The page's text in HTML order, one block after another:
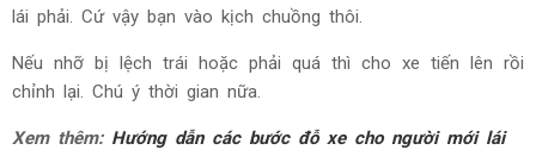
lái phải. Cứ vậy bạn vào kịch chuồng thôi.
Nếu nhỡ bị lệch trái hoặc phải quá thì cho xe tiến lên rồi
chỉnh lại. Chú ý thời gian nữa.
Xem thêm: Hướng dẫn các bước đỗ xe cho người mới lái